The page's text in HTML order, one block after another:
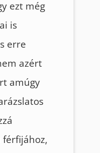
ezt még
is
erre
azért
amúgy